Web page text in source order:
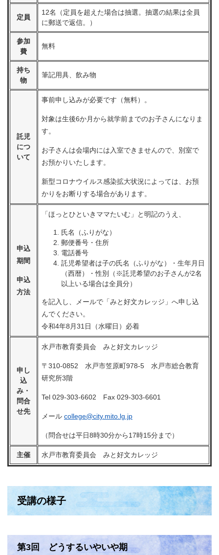
定員
12名（定員を超えた場合は抽選。抽選の結果は全員
に郵送で返信。）
参加
費
無料
持ち
物
筆記用具、飲み物
託児
につ
いて
事前申し込みが必要です（無料）。
対象は生後6か月から就学前までのお子さんになりま
す。
お子さんは会場内には入室できませんので、別室で
お預かりいたします。
新型コロナウイルス感染拡大状況によっては、お預
かりをお断りする場合があります。
申込
期間
申込
方法
「ほっとひといきママたいむ」と明記のうえ、
氏名（ふりがな）
郵便番号・住所
電話番号
託児希望者は子の氏名（ふりがな）・生年月日
（西暦）・性別（※託児希望のお子さんが2名
以上いる場合は全員分）
を記入し、メールで「みと好文カレッジ」へ申し込
んでください。
令和4年8月31日（水曜日）必着
申し
込
み・
問合
せ先
水戸市教育委員会 みと好文カレッジ
〒310-0852 水戸市笠原町978-5 水戸市総合教育
研究所3階
Tel 029-303-6602 Fax 029-303-6601
メール college@city.mito.lg.jp
（問合せは平日8時30分から17時15分まで）
主催 水戸市教育委員会 みと好文カレッジ
受講の様子
第3回 どうするいやいや期